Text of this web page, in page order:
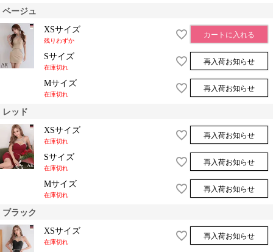
ベージュ
XSサイズ
残りわずか
カートに入れる
Sサイズ
在庫切れ
再入荷お知らせ
Mサイズ
在庫切れ
再入荷お知らせ
レッド
XSサイズ
在庫切れ
再入荷お知らせ
Sサイズ
在庫切れ
再入荷お知らせ
Mサイズ
在庫切れ
再入荷お知らせ
ブラック
XSサイズ
在庫切れ
再入荷お知らせ